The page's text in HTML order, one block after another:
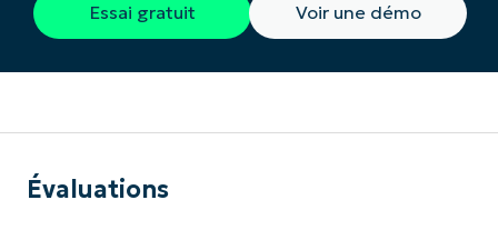
Essai gratuit Voir une démo
Évaluations